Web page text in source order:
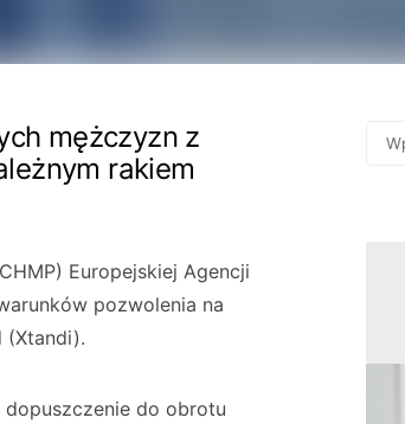
mężczyzn z
rakiem
Europejskiej Agencji
pozwolenia na
(Xtandi).
do obrotu
FOR: